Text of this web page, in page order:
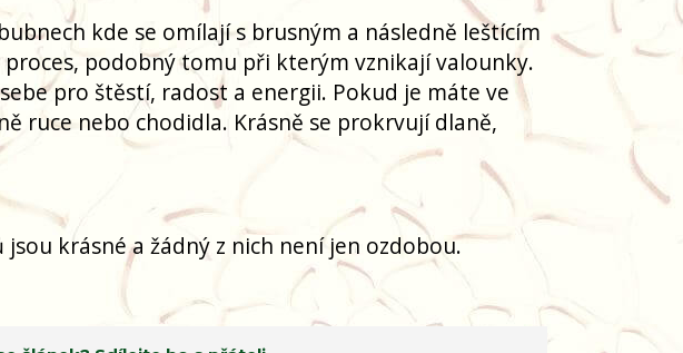
kde se omílají s brusným a následně leštícím
proces, podobný tomu při kterým vznikají valounky.
pro štěstí, radost a energii. Pokud je máte ve
ruce nebo chodidla. Krásně se prokrvují dlaně,
krásné a žádný z nich není jen ozdobou.